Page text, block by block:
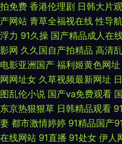
品免费热 毛片基地破处 一区一
精品99久久清纯 午夜导航深夜
久久新址 深爱激情网开心五月天
午夜福利在线观看 久久爽一区
传媒 91尤物网友 www91色色
拍免费 香港伦理剧 日韩大片
产网站 青草全福视在线 性导
浮力 91久操 国产精品成人在
影网 久久国自产拍精品 高清
电影亚洲国产 福利姬黄色网址
网网址女 久草视频最新网址
图乱伦小说 国产va免费观看
东京热狠狠草 日韩精品观看
妻 都市激情婷婷 91精品国产91
在线网站 91直播 91处女 伊人